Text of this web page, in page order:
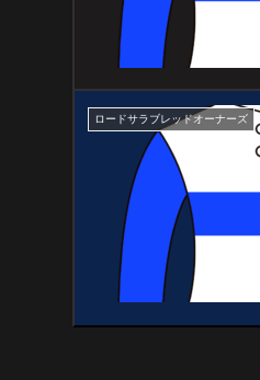
ロードサラブレッドオーナーズ